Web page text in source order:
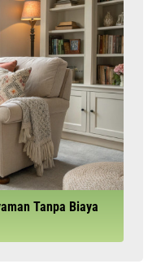
Tanpa Biaya